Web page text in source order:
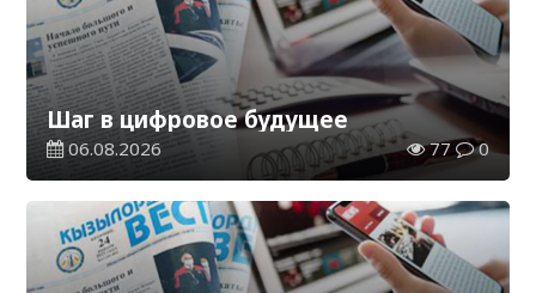
Шаг в цифровое будущее
06.08.2026 77 0